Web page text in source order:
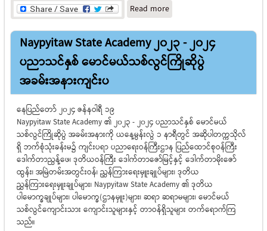
Read moreabout ပညာရေးဝန်ကြီးဌာန
(၂၃) ကြိမ်မြောက် ဝိဇ္ဇာနှင့်
သိပ္ပံ သုတေသနညီလာခံတွင်
သုတေသနစာတမ်းဖတ်ပွဲများ
ကျင်းပ
Naypyitaw State Academy ၂၀၂၃ - ၂၀၂၄
ပညာသင်နှစ် မောင်မယ်သစ်လွင်ကြိုဆိုပွဲ
အခမ်းအနားကျင်းပ
နေပြည်တော် ၂၀၂၄ ဇန်နဝါရီ ၁၉
Naypyitaw State Academy ၏ ၂၀၂၃ - ၂၀၂၄ ပညာသင်နှစ် မောင်မယ်
သစ်လွင်ကြိုဆိုပွဲ အခမ်းအနားကို ယနေ့မွန်းလွဲ ၁ နာရီတွင် အဆိုပါတက္ကသိုလ်
ရှိ ဘက်စုံသုံးခန်းမ၌ ကျင်းပရာ ပညာရေးဝန်ကြီးဌာန ပြည်ထောင်စုဝန်ကြီး
ဒေါက်တာညွန့်ဖေ၊ ဒုတိယဝန်ကြီး ဒေါက်တာဇော်မြင့်နှင့် ဒေါက်တာမိုးဇော်
ထွန်း၊ အမြဲတမ်းအတွင်းဝန်၊ ညွှန်ကြားရေးမှူးချုပ်များ၊ ဒုတိယ
ညွှန်ကြားရေးမှူးချုပ်များ၊ Naypyitaw State Academy ၏ ဒုတိယ
ပါမောက္ခချုပ်များ၊ ပါမောက္ခ(ဌာနမှူး)များ၊ ဆရာ ဆရာမများ၊ မောင်မယ်
သစ်လွင်ကျောင်းသား ကျောင်းသူများနှင့် တာဝန်ရှိသူများ တက်ရောက်ကြ
သည်။